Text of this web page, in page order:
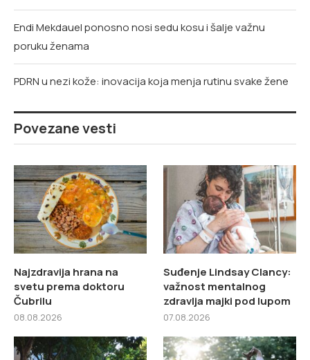
Endi Mekdauel ponosno nosi sedu kosu i šalje važnu
poruku ženama
PDRN u nezi kože: inovacija koja menja rutinu svake žene
Povezane vesti
Najzdravija hrana na
svetu prema doktoru
Čubrilu
08.08.2026
Suđenje Lindsay Clancy:
važnost mentalnog
zdravlja majki pod lupom
07.08.2026